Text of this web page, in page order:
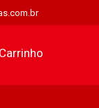
Carrinho